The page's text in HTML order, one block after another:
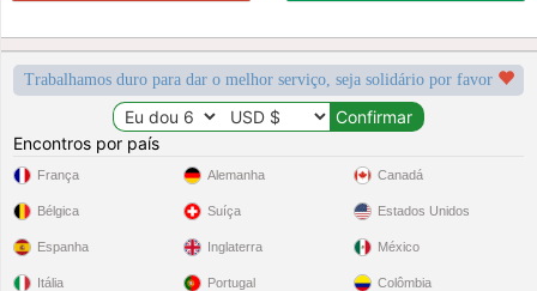
Trabalhamos duro para dar o melhor serviço, seja solidário por favor
Encontros por país
França
Bélgica
Espanha
Itália
Alemanha
Suíça
Inglaterra
Portugal
Canadá
Estados Unidos
México
Colômbia